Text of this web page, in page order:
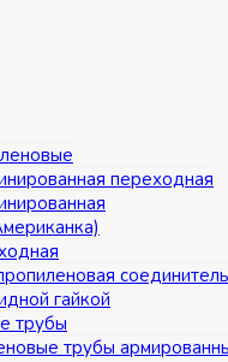
переходная
гайкой
трубы
трубы